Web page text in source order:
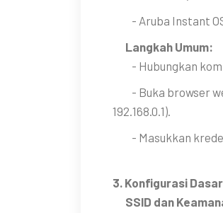
- Aruba Instant
Langkah Umum:
- Hubungkan
- Buka browser
192.168.0.1).
- Masukkan
3. Konfigurasi Dasar
SSID dan